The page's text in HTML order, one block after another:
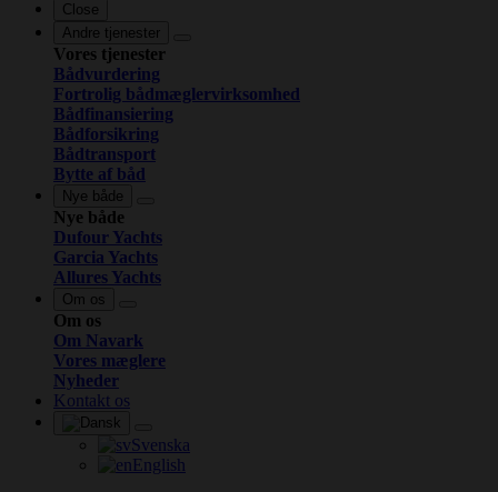
Close
Andre tjenester
Vores tjenester
Bådvurdering
Fortrolig bådmæglervirksomhed
Bådfinansiering
Bådforsikring
Bådtransport
Bytte af båd
Nye både
Nye både
Dufour Yachts
Garcia Yachts
Allures Yachts
Om os
Om os
Om Navark
Vores mæglere
Nyheder
Kontakt os
Svenska
English